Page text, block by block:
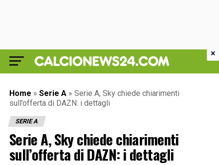
Home » Serie A » Serie A, Sky chiede chiarimenti
sull’offerta di DAZN: i dettagli
SERIE A
Serie A, Sky chiede chiarimenti
sull’offerta di DAZN: i dettagli
×